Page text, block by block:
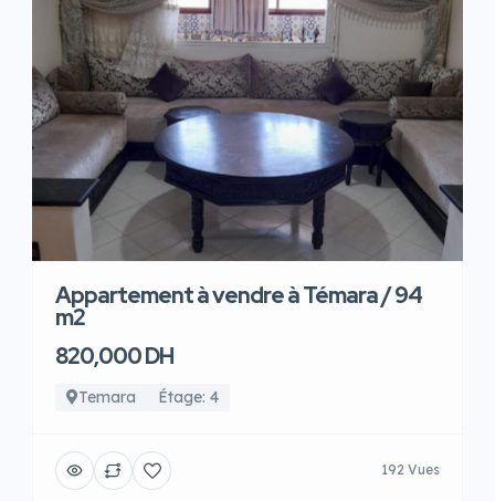
Appartement à vendre à Témara / 94
m2
820,000 DH
Temara Étage: 4
192 Vues